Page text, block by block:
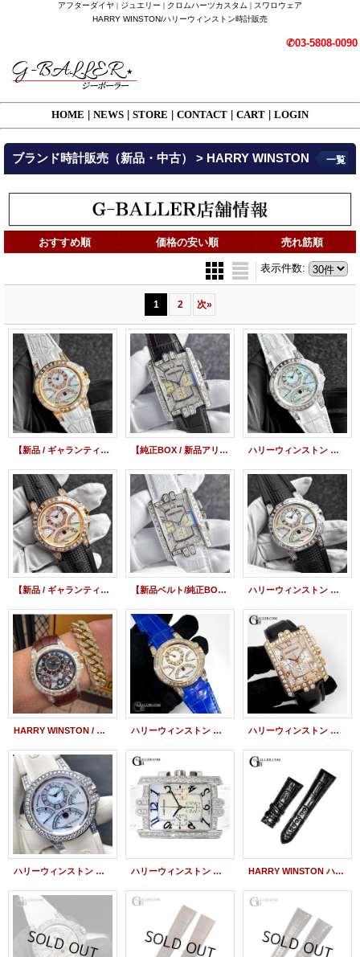
アフターダイヤ | ジュエリー | クロムハーツカスタム | スワロウェア
HARRY WINSTON/ハリーウィンストン時計販売
✆03-5808-0090
HOME NEWS STORE CONTACT CART LOGIN
ブランド時計販売（新品・中古） > HARRY WINSTON 一覧
おすすめ順 価格の安い順 売れ筋順
表示件数:
1 2 次»
【新品 / ギャランティ】ハリーウィンストン オーシャン トリレトロ クロノグラフ 18KPG バゲットダイヤモンド レザーストラップ（現金特価） 【純正BOX / 新品アリゲーターストラップ】HARRY WINSTON ハリーウィンストン アヴェニューC クロノグラフ 18KWG パヴェダイヤモンド 黒ベルト ハリーウィンストン オーシャン トリレトロ クロノグラフ 18KWG バゲットダイヤモンド 新品 レザーストラップ（現金特価）
【新品 / ギャランティ】ハリーウィンストン オーシャン トリレトロ クロノグラフ 18KPG バゲットダイヤモンド ラバーストラップ（現金特価） 【新品ベルト/純正BOX】HARRY WINSTON ハリーウィンストン アヴェニューC クロノグラフ WG パヴェダイヤ 白 アリゲーターストラップ ハリーウィンストン オーシャン トリレトロ クロノグラフ 18KWG バゲットダイヤモンド ラバーストラップ（現金特価）
HARRY WINSTON / ハリーウィンストン オーシャン バイレトログラード バゲットダイヤ 42mm RG ハリーウィンストン オーシャンクロノ トリレトログラード PG バゲットダイヤ 白レザー HW ハリーウィンストン アヴェニューC クロノグラフ RG パヴェ ダイヤモンド HW 330MCA
ハリーウィンストン オーシャン トリプルレトログラード クロノグラフ K18WG パヴェダイヤモンド ハリーウィンストン アヴェニューC クロノグラフ 純正ダイヤモンド WG HARRY WINSTON ハリーウィンストン アヴェニューC クロノグラフ 330/MCA用 新品 アリゲーターストラップ 黒